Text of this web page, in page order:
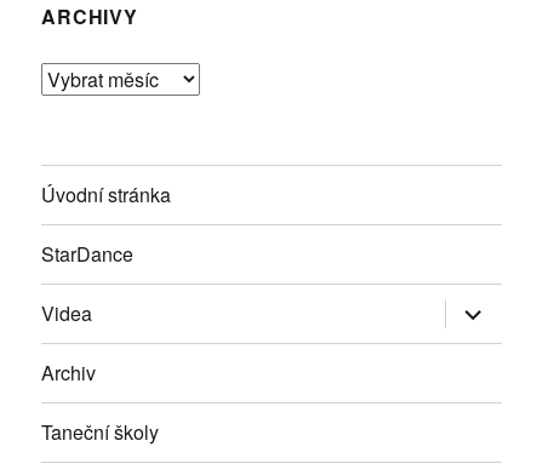
ARCHIVY
Archivy
Úvodní stránka
StarDance
Videa Zobrazit
položky
Archiv
Taneční školy